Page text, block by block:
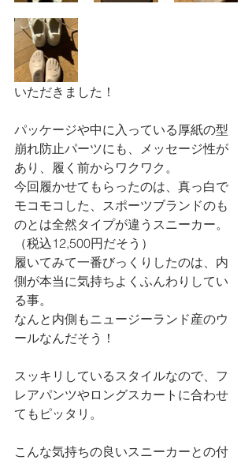
いただきました！
パッケージや中に入っている厚紙の型
崩れ防止パーツにも、メッセージ性が
あり、履く前からワクワク。
今回履かせてもらったのは、真っ白で
モコモコした、スポーツブランドのも
のとは全然タイプが違うスニーカー。
（税込12,500円だそう）
履いてみて一番びっくりしたのは、内
側が本当に気持ちよくふんわりしてい
る事。
なんと内側もニュージーランド産のウ
ールなんだそう！
スッキリしているスタイルなので、フ
レアパンツやロングスカートに合わせ
てもピッタリ。
こんな気持ちの良いスニーカーとの付